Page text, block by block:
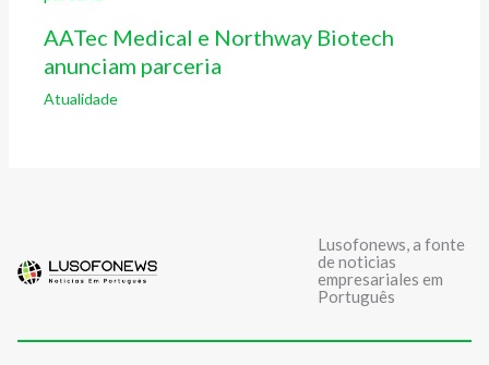
AATec Medical e Northway Biotech
anunciam parceria
Atualidade
Lusofonews, a fonte
de noticias
empresariales em
Português